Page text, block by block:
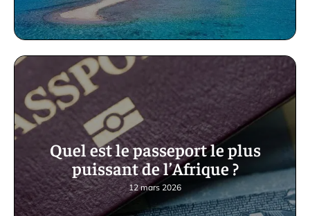
Quel est le passeport le plus
puissant de l’Afrique ?
12 mars 2026